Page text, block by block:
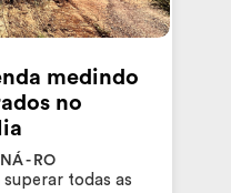
medindo
no
- RO
superar todas as